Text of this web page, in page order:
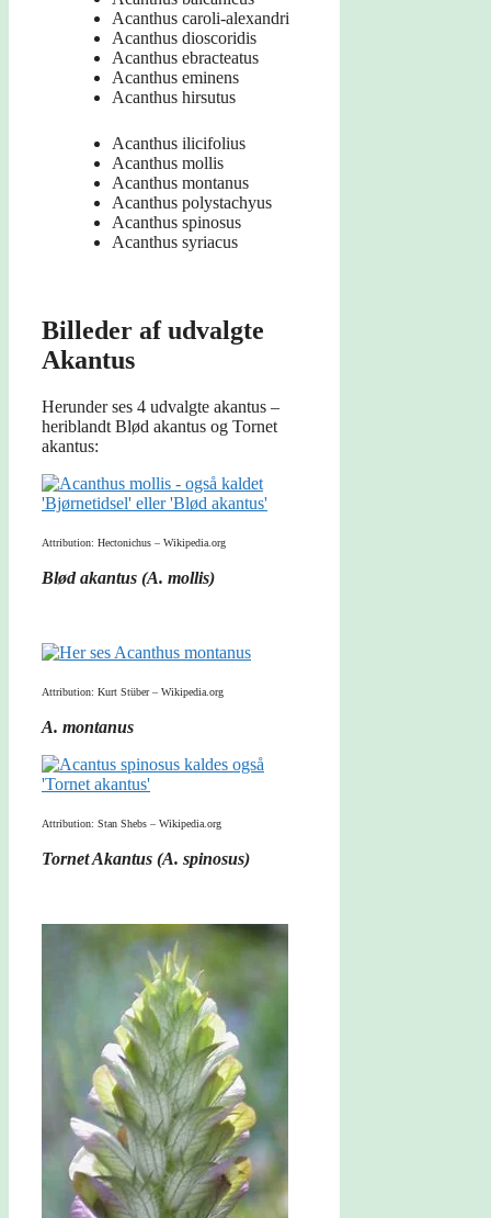
Acanthus caroli-alexandri
Acanthus dioscoridis
Acanthus ebracteatus
Acanthus eminens
Acanthus hirsutus
Acanthus ilicifolius
Acanthus mollis
Acanthus montanus
Acanthus polystachyus
Acanthus spinosus
Acanthus syriacus
Billeder af udvalgte
Akantus
Herunder ses 4 udvalgte akantus –
heriblandt Blød akantus og Tornet
akantus:
Attribution: Hectonichus – Wikipedia.org
Blød akantus (A. mollis)
Attribution: Kurt Stüber – Wikipedia.org
A. montanus
Attribution: Stan Shebs – Wikipedia.org
Tornet Akantus (A. spinosus)